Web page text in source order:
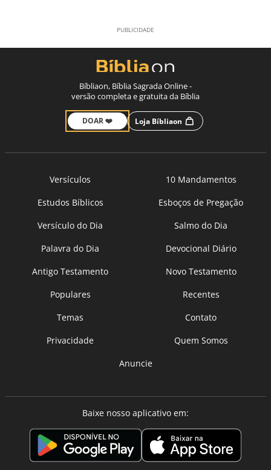
Bíbliaon, Bíblia Sagrada Online -
versão completa e gratuita da Bíblia
DOAR ❤️ Loja Bíbliaon
Versículos
10 Mandamentos
Estudos Bíblicos
Esboços de Pregação
Versículo do Dia
Salmo do Dia
Palavra do Dia
Devocional Diário
Antigo Testamento
Novo Testamento
Populares
Recentes
Temas
Contato
Privacidade
Quem Somos
Anuncie
Baixe nosso aplicativo em: